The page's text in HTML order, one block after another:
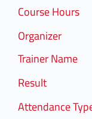
Course Hours
Organizer
Trainer Name
Result
Attendance